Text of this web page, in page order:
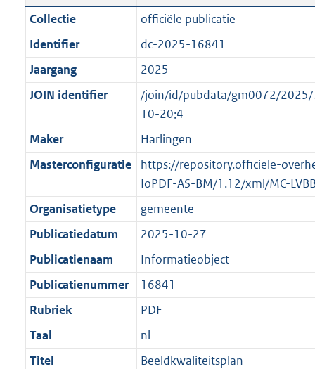
i
c
a
t
i
i
n
f
r
m
a
a
t
t
t
e
:
o
b
e
k
n
d
a
n
d
g
r
o
o
t
t
e
:
1
K
b
Collectie
officiële publicatie
Identifier
dc-2025-16841
Jaargang
2025
JOIN identifier
/join/id/pubdata/gm0072/
10-20;4
Maker
Harlingen
Masterconfiguratie
https://repository.officiele-
IoPDF-AS-BM/1.12/xml/MC-
Organisatietype
gemeente
Publicatiedatum
2025-10-27
Publicatienaam
Informatieobject
Publicatienummer
16841
Rubriek
PDF
Taal
nl
Titel
Beeldkwaliteitsplan